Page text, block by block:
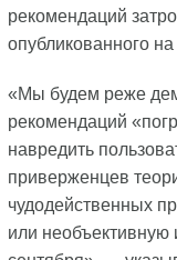
рекомендаций
опубликованного
«Мы будем реже
рекомендаций
навредить
приверженцев
чудодейственных
или